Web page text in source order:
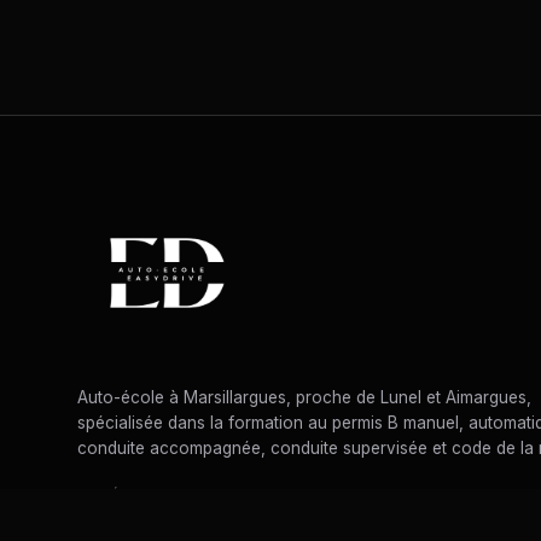
Auto-école à Marsillargues, proche de Lunel et Aimargues,
spécialisée dans la formation au permis B manuel,
conduite accompagnée, conduite supervisée et code de la
AGRÉMENT : E2303400090